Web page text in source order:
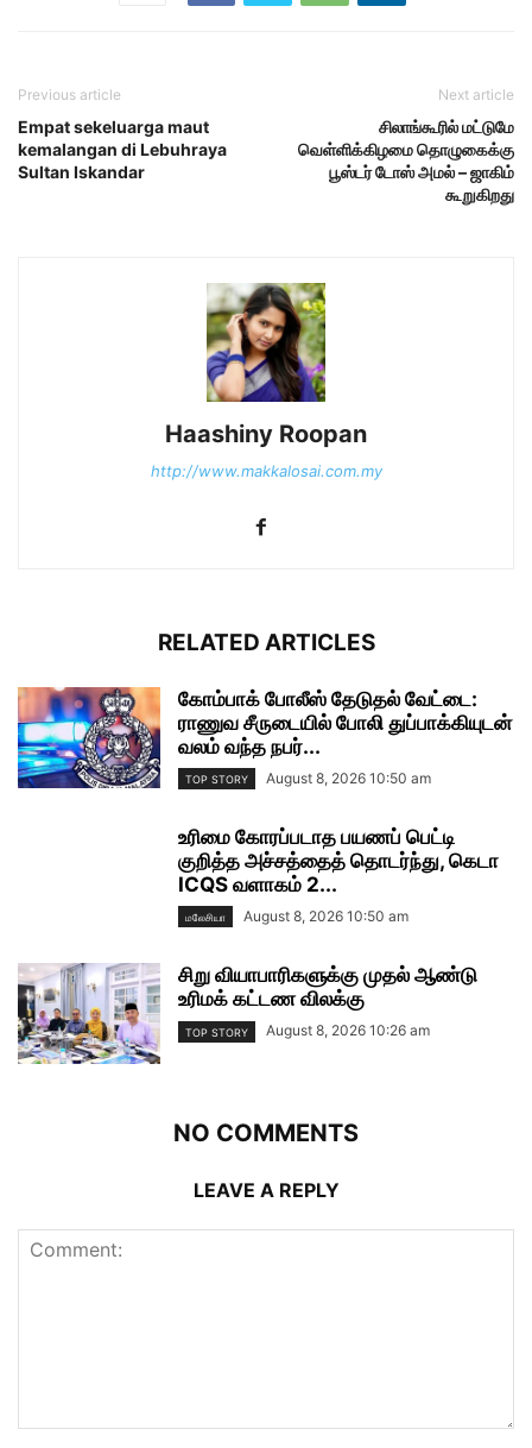
Previous article
Empat sekeluarga maut
kemalangan di Lebuhraya
Sultan Iskandar
Next article
சிலாங்கூரில் மட்டுமே
வெள்ளிக்கிழமை தொழுகைக்கு
பூஸ்டர் டோஸ் அமல் – ஜாகிம்
கூறுகிறது
Haashiny Roopan
http://www.makkalosai.com.my
RELATED ARTICLES
கோம்பாக் போலீஸ் தேடுதல் வேட்டை:
ராணுவ சீருடையில் போலி துப்பாக்கியுடன்
வலம் வந்த நபர்...
TOP STORY August 8, 2026 10:50 am
உரிமை கோரப்படாத பயணப் பெட்டி
குறித்த அச்சத்தைத் தொடர்ந்து, கெடா
ICQS வளாகம் 2...
மலேசியா August 8, 2026 10:50 am
சிறு வியாபாரிகளுக்கு முதல் ஆண்டு
உரிமக் கட்டண விலக்கு
TOP STORY August 8, 2026 10:26 am
NO COMMENTS
LEAVE A REPLY